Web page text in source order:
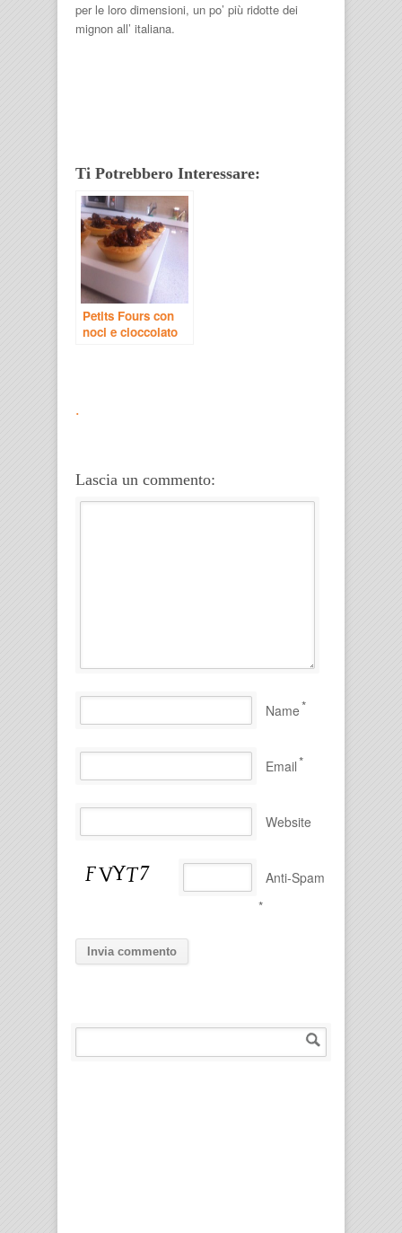
per le loro dimensioni, un po’ più ridotte dei
mignon all’ italiana.
Ti Potrebbero Interessare:
Petits Fours con
noci e cioccolato
.
Lascia un commento:
Name*
Email*
Website
Anti-Spam
*